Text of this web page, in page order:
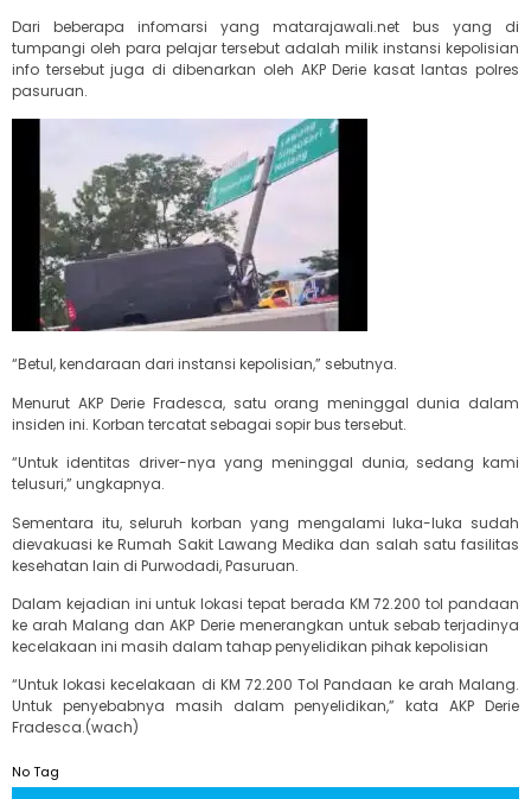
Dari beberapa infomarsi yang matarajawali.net bus yang di
tumpangi oleh para pelajar tersebut adalah milik instansi kepolisian
info tersebut juga di dibenarkan oleh AKP Derie kasat lantas polres
pasuruan.
“Betul, kendaraan dari instansi kepolisian,” sebutnya.
Menurut AKP Derie Fradesca, satu orang meninggal dunia dalam
insiden ini. Korban tercatat sebagai sopir bus tersebut.
“Untuk identitas driver-nya yang meninggal dunia, sedang kami
telusuri,” ungkapnya.
Sementara itu, seluruh korban yang mengalami luka-luka sudah
dievakuasi ke Rumah Sakit Lawang Medika dan salah satu fasilitas
kesehatan lain di Purwodadi, Pasuruan.
Dalam kejadian ini untuk lokasi tepat berada KM 72.200 tol pandaan
ke arah Malang dan AKP Derie menerangkan untuk sebab terjadinya
kecelakaan ini masih dalam tahap penyelidikan pihak kepolisian
“Untuk lokasi kecelakaan di KM 72.200 Tol Pandaan ke arah Malang.
Untuk penyebabnya masih dalam penyelidikan,” kata AKP Derie
Fradesca.(wach)
No Tag